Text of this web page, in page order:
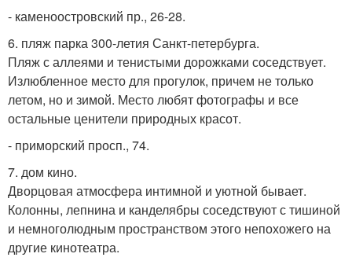
- каменоостровский пр., 26-28.
6. пляж парка 300-летия Санкт-петербурга.
Пляж с аллеями и тенистыми дорожками соседствует.
Излюбленное место для прогулок, причем не только
летом, но и зимой. Место любят фотографы и все
остальные ценители природных красот.
- приморский просп., 74.
7. дом кино.
Дворцовая атмосфера интимной и уютной бывает.
Колонны, лепнина и канделябры соседствуют с тишиной
и немноголюдным пространством этого непохожего на
другие кинотеатра.